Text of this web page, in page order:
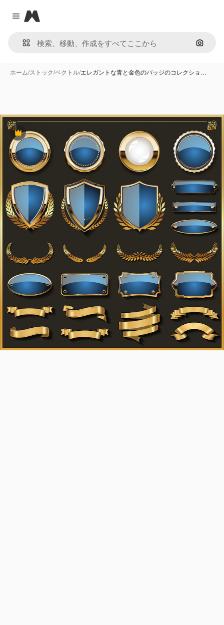
Close menu
Magnific
画像で
ホーム/ストック/ベクトル/エレガントな青と金色のバッジのコレクショ…
Premium